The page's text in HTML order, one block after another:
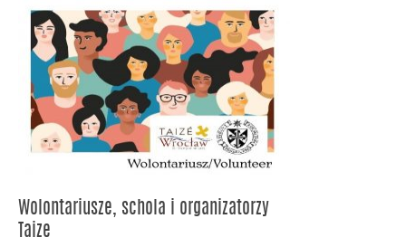
Wolontariusze, schola i organizatorzy
Taize